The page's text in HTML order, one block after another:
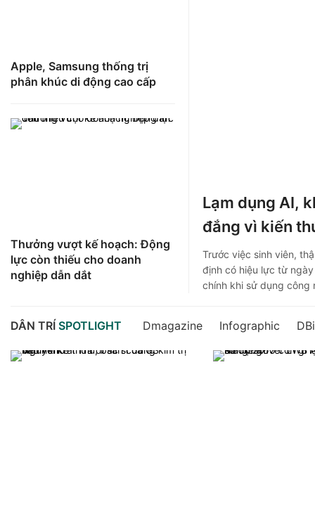
Lạm dụng AI,
đắng vì kiến
Trước việc sinh viên,
định có hiệu lực từ
chính khi sử dụng công
Apple, Samsung thống trị
phân khúc di động cao cấp
Thưởng vượt kế hoạch: Động
lực còn thiếu cho doanh
nghiệp dẫn dắt
DÂN TRÍ SPOTLIGHT Dmagazine Infographic